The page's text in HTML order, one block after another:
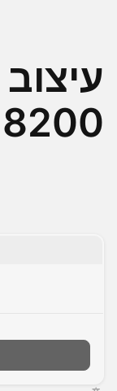
עיצוב
8200 ובצלאל